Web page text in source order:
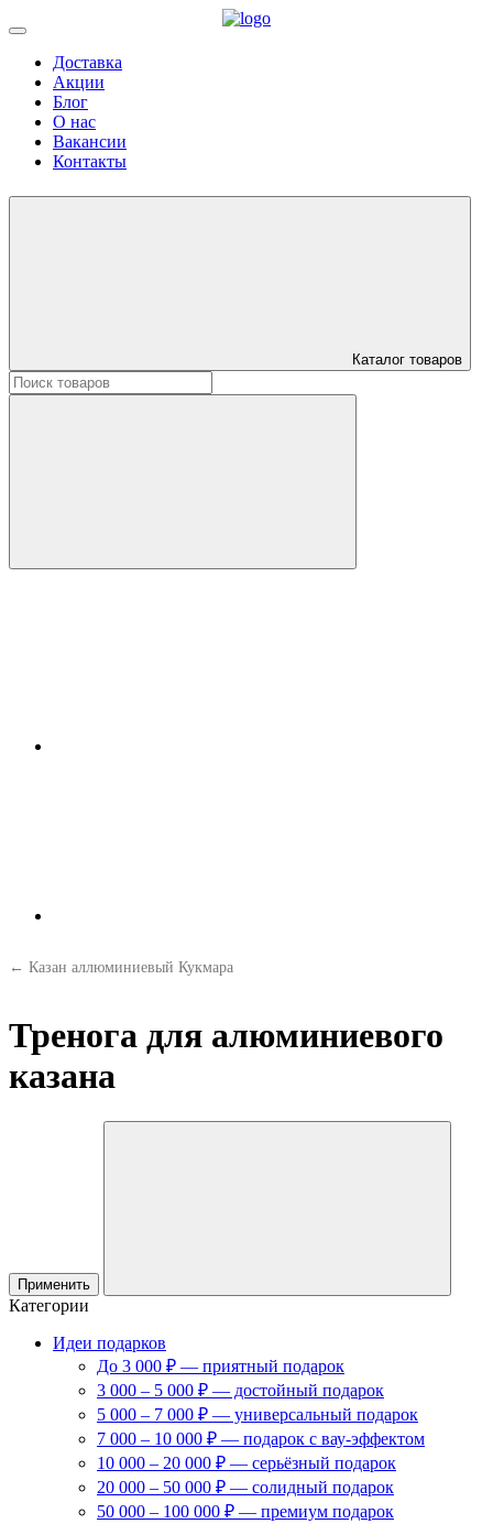
Доставка
Акции
Блог
О нас
Вакансии
Контакты
Каталог товаров
Искать:
← Казан аллюминиевый Кукмара
Тренога для алюминиевого
казана
Применить
Категории
Идеи подарков
До 3 000 ₽ — приятный подарок
3 000 – 5 000 ₽ — достойный подарок
5 000 – 7 000 ₽ — универсальный подарок
7 000 – 10 000 ₽ — подарок с вау-эффектом
10 000 – 20 000 ₽ — серьёзный подарок
20 000 – 50 000 ₽ — солидный подарок
50 000 – 100 000 ₽ — премиум подарок